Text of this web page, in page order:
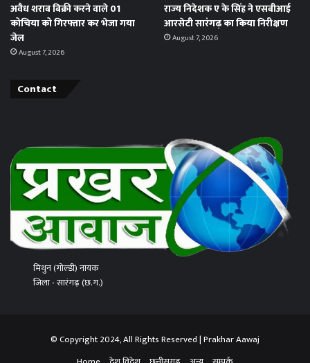
अवैध शराब बिक्री करने वाले 01
कोचिया को गिरफ्तार कर भेजा गया
जेल
August 7, 2026
राज्य निदेशक ए के सिंह ने एसबीआई
आरसेटी सारंगढ़ का किया निरीक्षण
August 7, 2026
Contact
मिथुन (गोल्डी) नायक
जिला - सारंगढ़ (छ.ग.)
© Copyright 2024, All Rights Reserved | Prakhar Aawaj